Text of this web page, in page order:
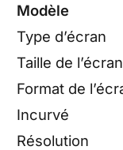
Modèle
Type d’écran
Taille de l’écran
Format de
Incurvé
Résolution